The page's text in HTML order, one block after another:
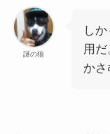
謎の狼
し
用
かさ